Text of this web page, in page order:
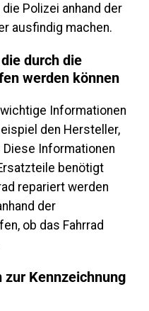
Polizei anhand der
ausfindig machen.
durch die
werden können
Informationen
den Hersteller,
Diese Informationen
benötigt
repariert werden
der
ob das Fahrrad
Kennzeichnung